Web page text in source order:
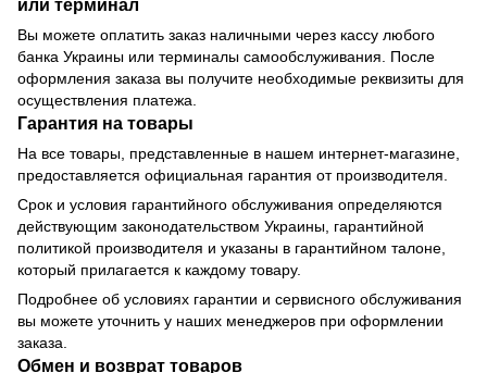
или терминал
Вы можете оплатить заказ наличными через кассу любого
банка Украины или терминалы самообслуживания. После
оформления заказа вы получите необходимые реквизиты для
осуществления платежа.
Гарантия на товары
На все товары, представленные в нашем интернет-магазине,
предоставляется официальная гарантия от производителя.
Срок и условия гарантийного обслуживания определяются
действующим законодательством Украины, гарантийной
политикой производителя и указаны в гарантийном талоне,
который прилагается к каждому товару.
Подробнее об условиях гарантии и сервисного обслуживания
вы можете уточнить у наших менеджеров при оформлении
заказа.
Обмен и возврат товаров